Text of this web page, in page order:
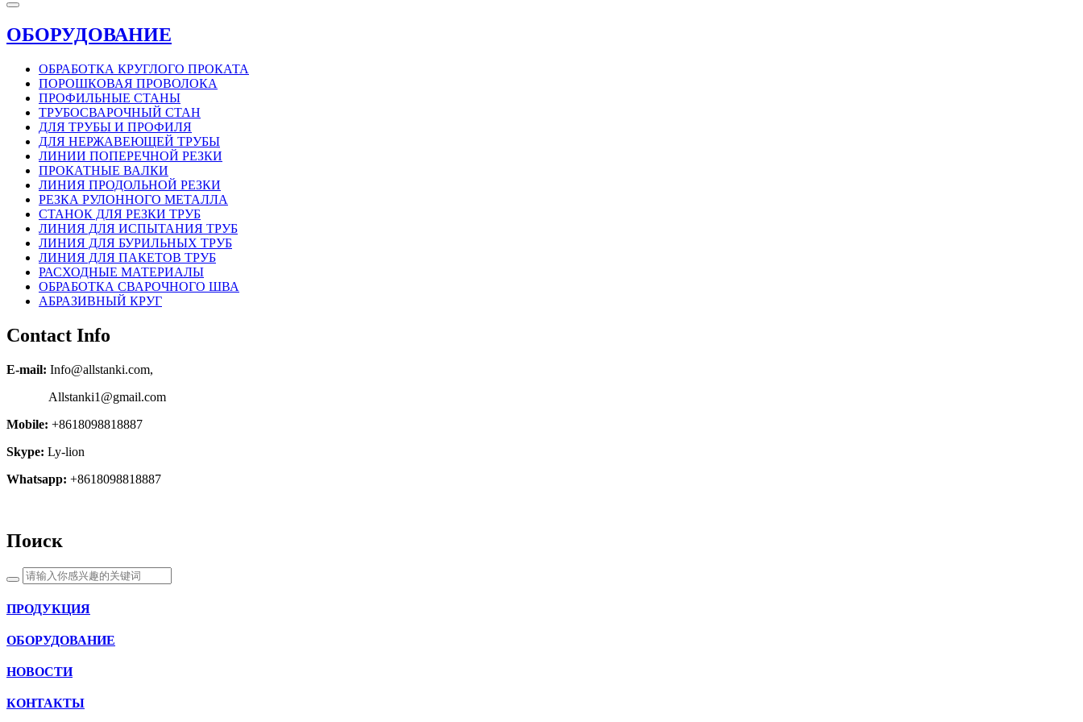
ОБОРУДОВАНИЕ
ОБРАБОТКА КРУГЛОГО ПРОКАТА
ПОРОШКОВАЯ ПРОВОЛОКА
ПРОФИЛЬНЫЕ СТАНЫ
ТРУБОСВАРОЧНЫЙ СТАН
ДЛЯ ТРУБЫ И ПРОФИЛЯ
ДЛЯ НЕРЖАВЕЮЩЕЙ ТРУБЫ
ЛИНИИ ПОПЕРЕЧНОЙ РЕЗКИ
ПРОКАТНЫЕ ВАЛКИ
ЛИНИЯ ПРОДОЛЬНОЙ РЕЗКИ
РЕЗКА РУЛОННОГО МЕТАЛЛА
СТАНОК ДЛЯ РЕЗКИ ТРУБ
ЛИНИЯ ДЛЯ ИСПЫТАНИЯ ТРУБ
ЛИНИЯ ДЛЯ БУРИЛЬНЫХ ТРУБ
ЛИНИЯ ДЛЯ ПАКЕТОВ ТРУБ
РАСХОДНЫЕ МАТЕРИАЛЫ
OБРАБОТКА СВАРОЧНОГО ШВА
АБРАЗИВНЫЙ КРУГ
Contact Info
E-mail: Info@allstanki.com,
Allstanki1@gmail.com
Mobile: +8618098818887
Skype: Ly-lion
Whatsapp: +8618098818887
Поиск
ПРОДУКЦИЯ
ОБОРУДОВАНИЕ
НОВОСТИ
КОНТАКТЫ